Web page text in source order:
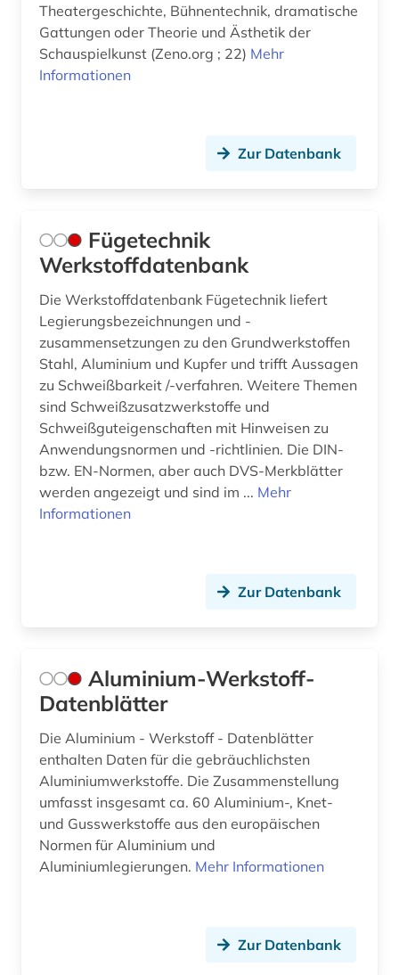
Theatergeschichte, Bühnentechnik, dramatische
Gattungen oder Theorie und Ästhetik der
Schauspielkunst (Zeno.org ; 22) Mehr
Informationen
Zur Datenbank
Fügetechnik
Werkstoffdatenbank
Die Werkstoffdatenbank Fügetechnik liefert
Legierungsbezeichnungen und -
zusammensetzungen zu den Grundwerkstoffen
Stahl, Aluminium und Kupfer und trifft Aussagen
zu Schweißbarkeit /-verfahren. Weitere Themen
sind Schweißzusatzwerkstoffe und
Schweißguteigenschaften mit Hinweisen zu
Anwendungsnormen und -richtlinien. Die DIN-
bzw. EN-Normen, aber auch DVS-Merkblätter
werden angezeigt und sind im ... Mehr
Informationen
Zur Datenbank
Aluminium-Werkstoff-
Datenblätter
Die Aluminium - Werkstoff - Datenblätter
enthalten Daten für die gebräuchlichsten
Aluminiumwerkstoffe. Die Zusammenstellung
umfasst insgesamt ca. 60 Aluminium-, Knet-
und Gusswerkstoffe aus den europäischen
Normen für Aluminium und
Aluminiumlegierungen. Mehr Informationen
Zur Datenbank